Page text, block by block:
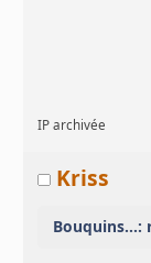
IP archivée
Kriss
Bouquins...: